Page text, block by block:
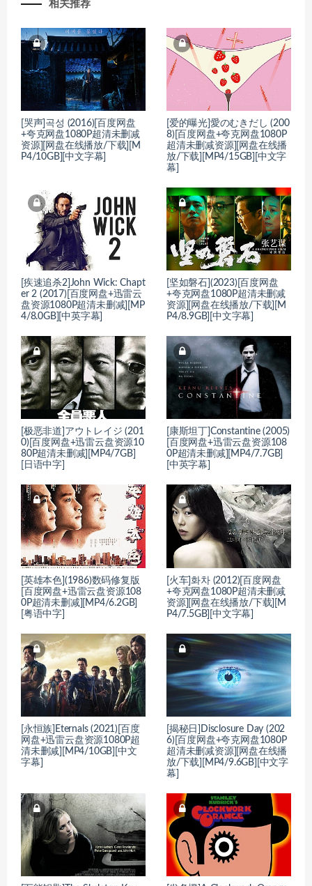
相关推荐
[哭声]곡성 (2016)[百度网盘
+夸克网盘1080P超清未删减
资源][网盘在线播放/下载][M
P4/10GB][中文字幕]
[爱的曝光]愛のむきだし (200
8)[百度网盘+夸克网盘1080P
超清未删减资源][网盘在线播
放/下载][MP4/15GB][中文字
幕]
[疾速追杀2]John Wick: Chapt
er 2 (2017)[百度网盘+迅雷云
盘资源1080P超清未删减][MP
4/8.0GB][中英字幕]
[坚如磐石](2023)[百度网盘
+夸克网盘1080P超清未删减
资源][网盘在线播放/下载][M
P4/8.9GB][中文字幕]
[极恶非道]アウトレイジ (201
0)[百度网盘+迅雷云盘资源10
80P超清未删减][MP4/7GB]
[日语中字]
[康斯坦丁]Constantine (2005)
[百度网盘+迅雷云盘资源108
0P超清未删减][MP4/7.7GB]
[中英字幕]
[英雄本色](1986)数码修复版
[百度网盘+迅雷云盘资源108
0P超清未删减][MP4/6.2GB]
[粤语中字]
[火车]화차 (2012)[百度网盘
+夸克网盘1080P超清未删减
资源][网盘在线播放/下载][M
P4/7.5GB][中文字幕]
[永恒族]Eternals (2021)[百度
网盘+迅雷云盘资源1080P超
清未删减][MP4/10GB][中文
字幕]
[揭秘日]Disclosure Day (202
6)[百度网盘+夸克网盘1080P
超清未删减资源][网盘在线播
放/下载][MP4/9.6GB][中文字
幕]